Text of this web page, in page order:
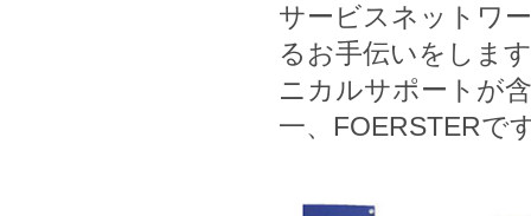
サービスネットワ
るお手伝いをしま
ニカルサポートが
一、FOERSTERで